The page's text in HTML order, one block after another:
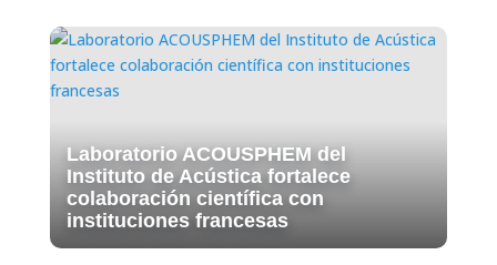
Laboratorio ACOUSPHEM del
Instituto de Acústica fortalece
colaboración científica con
instituciones francesas